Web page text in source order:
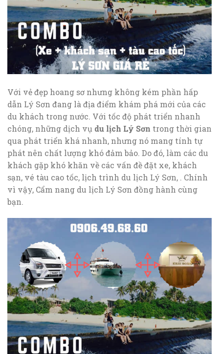
Với vẻ đẹp hoang sơ nhưng không kém phần hấp
dẫn Lý Sơn đang là địa điểm khám phá mới của các
du khách trong nước. Với tốc độ phát triển nhanh
chóng, những dịch vụ du lịch Lý Sơn trong thời gian
qua phát triển khá nhanh, nhưng nó mang tính tự
phát nên chất lượng khó đảm bảo. Do đó, làm các du
khách gặp khó khăn về các vấn đề đặt xe, khách
sạn, vé tàu cao tốc, lịch trình du lịch Lý Sơn, . Chính
vì vậy, Cẩm nang du lịch Lý Sơn đồng hành cùng
bạn.